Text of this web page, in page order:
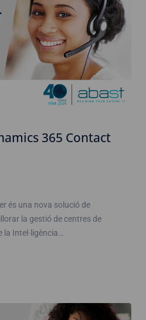
365 Contact
és una nova solució de
la gestió de centres de
la Intel·ligència…